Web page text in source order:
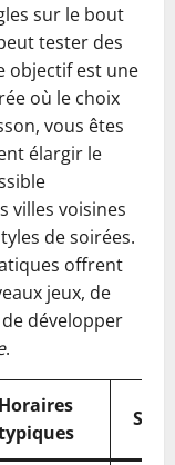
sur le bout
tester des
objectif est une
où le choix
vous êtes
élargir le
villes voisines
de soirées.
offrent
jeux, de
développer
.
Horaires